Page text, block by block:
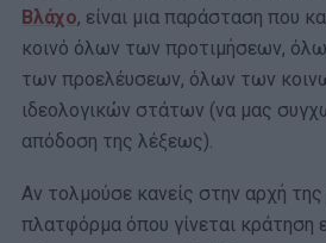
Βλάχο, είναι μια παράσταση που
κοινό όλων των προτιμήσεων,
των προελέυσεων, όλων των
ιδεολογικών στάτων (να μας
απόδοση της λέξεως).
Αν τολμούσε κανείς στην αρχή
πλατφόρμα όπου γίνεται κράτηση